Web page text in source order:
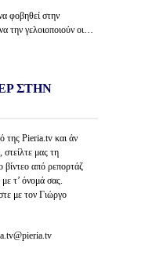
φοβηθεί στην
την γελοιοποιούν οι…
ΣΤΗΝ
της Pieria.tv και άν
μας τη
βίντεο από ρεπορτάζ
τ’ όνομά σας.
με τον Γιώργο